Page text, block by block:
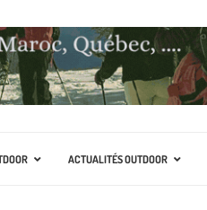
ACTUALITÉS OUTDOOR